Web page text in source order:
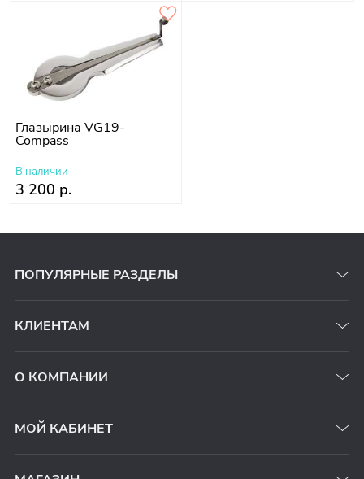
Глазырина VG19-
Compass
В наличии
3 200 р.
ПОПУЛЯРНЫЕ РАЗДЕЛЫ
КЛИЕНТАМ
О КОМПАНИИ
МОЙ КАБИНЕТ